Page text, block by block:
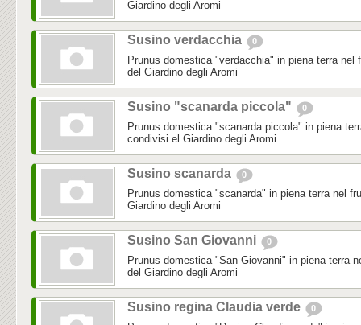
Giardino degli Aromi
Susino verdacchia 0
Prunus domestica "verdacchia" in piena terra nel
del Giardino degli Aromi
Susino "scanarda piccola" 0
Prunus domestica "scanarda piccola" in piena
condivisi el Giardino degli Aromi
Susino scanarda 0
Prunus domestica "scanarda" in piena terra nel
Giardino degli Aromi
Susino San Giovanni 0
Prunus domestica "San Giovanni" in piena terra
del Giardino degli Aromi
Susino regina Claudia verde 0